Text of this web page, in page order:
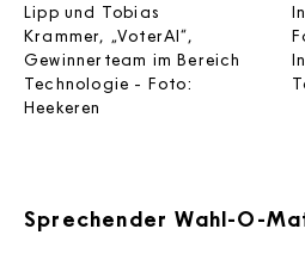
Lipp und Tobias
Krammer, „VoterAI“,
Gewinnerteam im Bereich
Technologie - Foto:
Heekeren
Sprechender Wahl-O-